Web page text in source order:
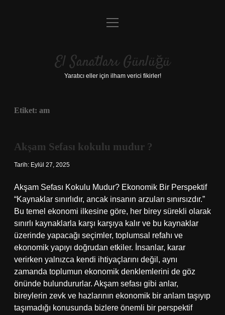
Anasayfa
Yasal Uyarı
menüyü
El Sanatları Günlüğü
Yaratıcı eller için ilham verici fikirler!
Etiket: am
Akşam Sefası kokulu mudur ?
Tarih: Eylül 27, 2025
Akşam Sefası Kokulu Mudur? Ekonomik Bir Perspektif
“Kaynaklar sınırlıdır, ancak insanın arzuları sınırsızdır.”
Bu temel ekonomi ilkesine göre, her birey sürekli olarak
sınırlı kaynaklarla karşı karşıya kalır ve bu kaynaklar
üzerinde yapacağı seçimler, toplumsal refahı ve
ekonomik yapıyı doğrudan etkiler. İnsanlar, karar
verirken yalnızca kendi ihtiyaçlarını değil, aynı
zamanda toplumun ekonomik denklemlerini de göz
önünde bulundururlar. Akşam sefası gibi anlar,
bireylerin zevk ve hazlarının ekonomik bir anlam taşıyıp
taşımadığı konusunda bizlere önemli bir perspektif